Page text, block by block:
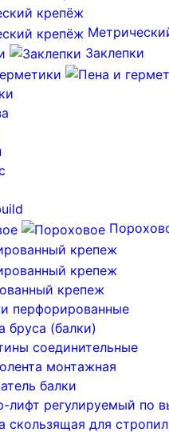
Заклепки
крепеж
перфорированные
бруса (балки)
соединительные
монтажная
балки
лифт регулируемый по
скользящая для стропил